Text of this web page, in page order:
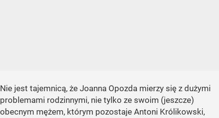
Nie jest tajemnicą, że Joanna Opozda mierzy się z dużymi
problemami rodzinnymi, nie tylko ze swoim (jeszcze)
obecnym mężem, którym pozostaje Antoni Królikowski,